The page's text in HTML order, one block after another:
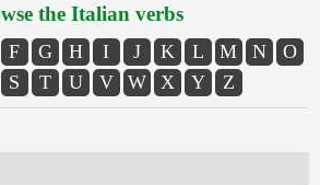
the Italian verbs
F G H I J K L M N
O
S T U V W X Y Z